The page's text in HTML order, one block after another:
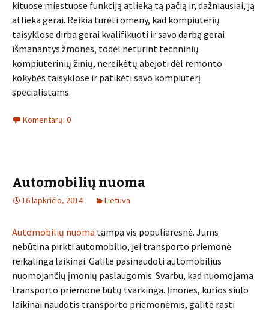
kituose miestuose funkciją atlieką tą pačią ir, dažniausiai, ją
atlieka gerai. Reikia turėti omeny, kad kompiuterių
taisyklose dirba gerai kvalifikuoti ir savo darbą gerai
išmanantys žmonės, todėl neturint techninių
kompiuterinių žinių, nereikėtų abejoti dėl remonto
kokybės taisyklose ir patikėti savo kompiuterį
specialistams.
Komentarų: 0
Automobilių nuoma
16 lapkričio, 2014 Lietuva
Automobilių nuoma tampa vis populiaresnė. Jums
nebūtina pirkti automobilio, jei transporto priemonė
reikalinga laikinai. Galite pasinaudoti automobilius
nuomojančių įmonių paslaugomis. Svarbu, kad nuomojama
transporto priemonė būtų tvarkinga. Įmones, kurios siūlo
laikinai naudotis transporto priemonėmis, galite rasti